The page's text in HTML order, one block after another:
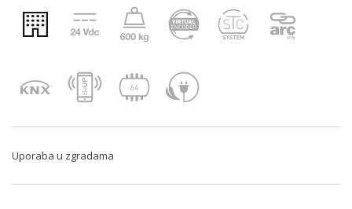
Uporaba u zgradama